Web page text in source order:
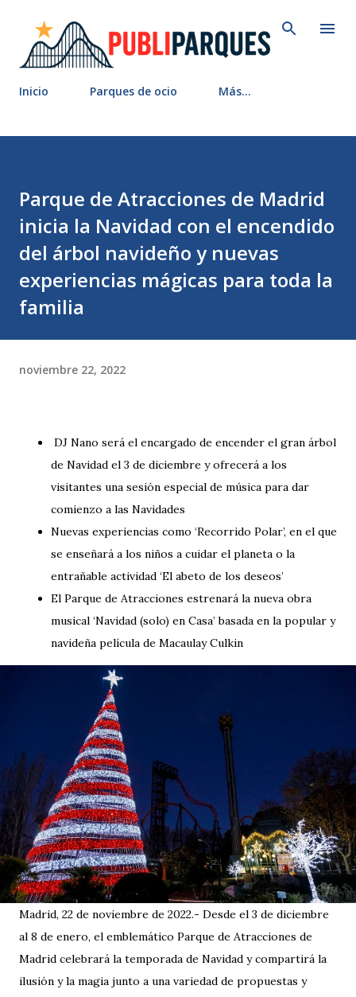
Inicio Parques de ocio Más…
Parque de Atracciones de Madrid
inicia la Navidad con el encendido
del árbol navideño y nuevas
experiencias mágicas para toda la
familia
noviembre 22, 2022
DJ Nano será el encargado de encender el gran árbol
de Navidad el 3 de diciembre y ofrecerá a los
visitantes una sesión especial de música para dar
comienzo a las Navidades
Nuevas experiencias como ‘Recorrido Polar’, en el que
se enseñará a los niños a cuidar el planeta o la
entrañable actividad ‘El abeto de los deseos’
El Parque de Atracciones estrenará la nueva obra
musical ‘Navidad (solo) en Casa’ basada en la popular y
navideña película de Macaulay Culkin
Madrid, 22 de noviembre de 2022.- Desde el 3 de diciembre
al 8 de enero, el emblemático Parque de Atracciones de
Madrid celebrará la temporada de Navidad y compartirá la
ilusión y la magia junto a una variedad de propuestas y